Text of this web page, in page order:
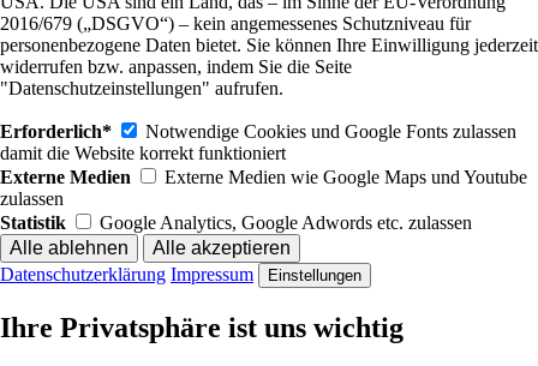
2016/679 („DSGVO“) – kein angemessenes Schutzniveau für
personenbezogene Daten bietet. Sie können Ihre Einwilligung jederzeit
widerrufen bzw. anpassen, indem Sie die Seite
"Datenschutzeinstellungen" aufrufen.
Erforderlich*
Notwendige Cookies und Google Fonts zulassen
damit die Website korrekt funktioniert
Externe Medien
Externe Medien wie Google Maps und Youtube
zulassen
Statistik
Google Analytics, Google Adwords etc. zulassen
Datenschutzerklärung Impressum Einstellungen
Ihre Privatsphäre ist uns wichtig